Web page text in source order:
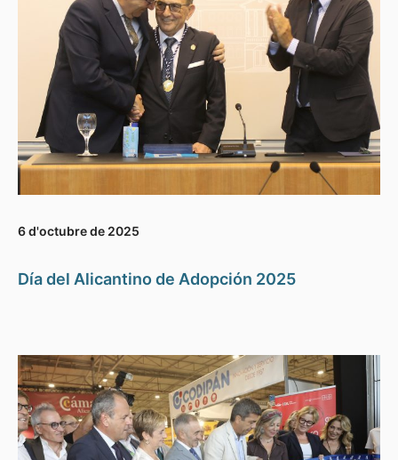
6 d'octubre de 2025
Día del Alicantino de Adopción 2025